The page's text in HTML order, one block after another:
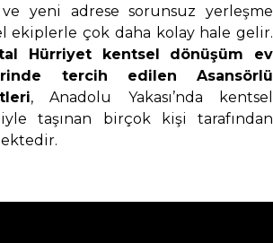
yeni adrese sorunsuz yerleşme
ekiplerle çok daha kolay hale gelir.
Hürriyet kentsel dönüşüm ev
tercih edilen Asansörlü
, Anadolu Yakası’nda kentsel
taşınan birçok kişi tarafından